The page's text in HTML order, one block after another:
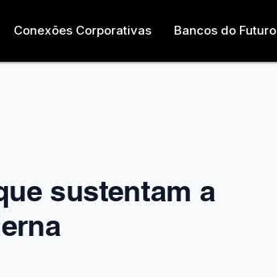
Conexões Corporativas Bancos do Futuro
sustentam a